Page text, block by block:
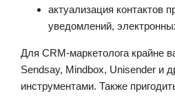
актуализация контактов
уведомлений,
Для CRM-маркетолога крайне
Sendsay, Mindbox, Unisender и
инструментами. Также